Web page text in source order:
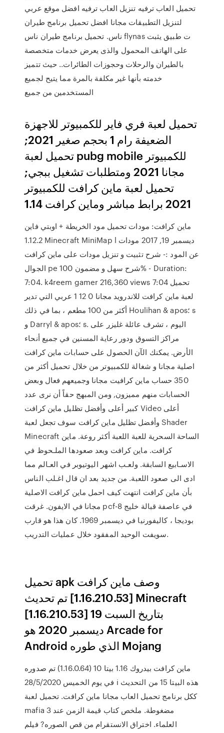
تحميل العاب ترفيه تنزيل العاب ترفيه افضل موقع عربي
لتنزيل التطبيقات مجانا افضل تحميل برنامج طيران
ناس. تحميل برنامج طيران ناس flynas ت طبيق يثبت
على الهاتف المحمول والذى يعرض خدمات متخصصة
بالطيران والرحلات وحجوزات الطائرات.. حيث تتميز
خدمته بأنها غير مكلفة بالمرة مما يتيح لجميع
المستخدمين من جميع
تحميل لعبة فري فاير للكمبيوتر للاجهزة
الضعيفة رام 1 بحجم صغير 2021;
تحميل لعبة pubg mobile للكمبيوتر
مجانا 2021 ومتطلبات تشغيل ببجي;
تحميل لعبة ماين كرافت للكمبيوتر
2021 برابط مباشر وماين كرافت 1.14
ماين كرافت: مودات تحميل مود الخريطة + اوبتي فاين
1.12.2 Minecraft MiniMap l ديسمبر 19, 2017 مودات
عن المود :- شرح تثبيت و تنزيل مودات على ماين كرافت
الجوال pe شرح سهل و مضمون 100% - Duration:
7:04. k4reem gamer 216,360 views 7:04 تحميل
لعبة ماين كرافت للاندرويد مجانا 0 12 1 عربي التي تدير
أكثر من 100 مطعم ، بما في ذلك Houlihan & apos؛ s
و Darryl & apos؛ s. اليوم ، تشرف عائلة غليزر على
مراكز التسوق ودور رعاية المسنين في جميع أنحاء
الأرض. يمكنك الآن الحصول على حسابات ماين كرافت
اصلية مجانا و شغالة للكمبيوتر من خلال تحميل أكثر من
350 حساب ماين كرافيت مجانا وجميعهم فعال وبعض
الحسابات منهم مميزون, ومن المبهج حقاً أن نرى عدد
كبير أعلى وأفضل تظليل ماين كرافت Video أعلى
وأفضل تظليل ماين كرافت سوف تجعل لعبة Shader
Minecraft الساحة السحرية للعبة اللعبة أكثر روعة. ماين
كرافت. ماين كرافت وبعد صعودها الملـحوظ في
الاسـابيع السابقة. ولعـب اشهر اليوتيوبر في العـالم مما
ادى الى صعود اللعبة. من جديد بعد ان قال اغـلب الناس
بأن ماين كرافت انتهت كيف احمل ماين كرافت الاصلية
مجانا في الايفون. غرقت pcf-8 في عاصفة قبالة خليج
بوديجا ، كاليفورنيا في ديسمبر 1969. كان هذا هو قارب
سويفت الوحيد المفقود خلال عمليات التدريب.
تحميل apk وصف ماين كرافت
[1.16.210.53] تم تحديث Minecraft
[1.16.210.53] بتاريخ السبت 19
ديسمبر 2020 هو Arcade for
Android الذي طوره Mojang
ماين كرافت بيدروك 1.16 بيتا 10 (1.16.0.64) تم صدوره
في يوم الخميس 28/5/2020 ℹ هذه البيتا 15 من التحديث
ككل برنامج تحميل العاب مجانا ماين كرافت. تحميل لعبة
mafia 3 مضغوطة. ملخص كتاب قيمة الزمن عند
العلماء. اختراق الانستقرام من قص الصوره? فيلم